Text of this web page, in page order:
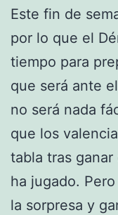
Este fin de
por lo que el
tiempo para
que será ante
no será nada
que los
tabla tras
ha jugado.
la sorpresa y